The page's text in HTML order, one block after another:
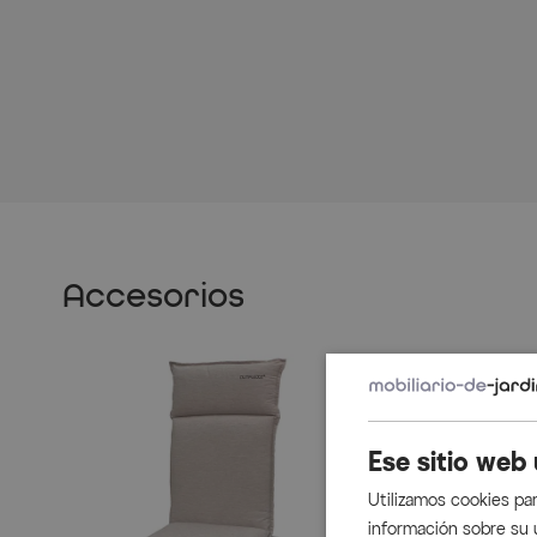
Accesorios
Ese sitio
Utilizamos cookies
información sobre su